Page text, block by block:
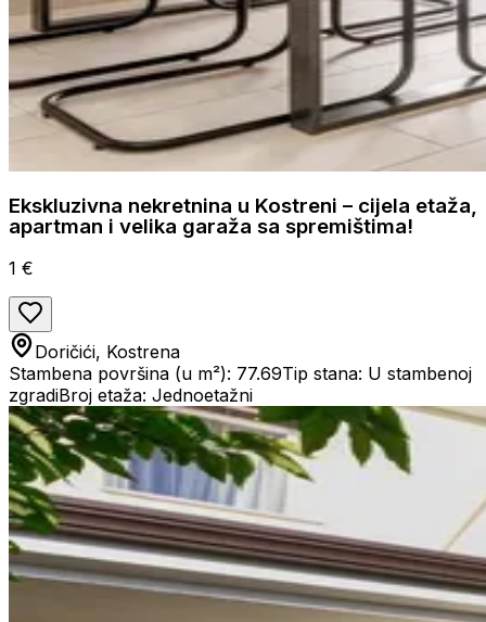
Ekskluzivna nekretnina u Kostreni – cijela etaža,
apartman i velika garaža sa spremištima!
1 €
Doričići, Kostrena
Stambena površina (u m²): 77.69Tip stana: U stambenoj
zgradiBroj etaža: Jednoetažni